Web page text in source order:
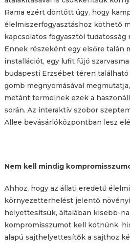
Rama ezért döntött úgy, hogy
élelmiszerfogyasztáshoz köthető
kapcsolatos fogyasztói tudatosság
Ennek részeként egy elsőre talán
installációt, egy lufit fújó
budapesti Erzsébet téren található
gomb megnyomásával
metánt termelnek ezek a
során. Az interaktív szobor
Allee bevásárlóközpontban lesz
Nem kell mindig
Ahhoz, hogy az állati eredetű
környezetterhelést jelentő
helyettesítsük, általában kisebb-
kompromisszumot kell kötnünk,
alapú sajthelyettesítők a sajthoz